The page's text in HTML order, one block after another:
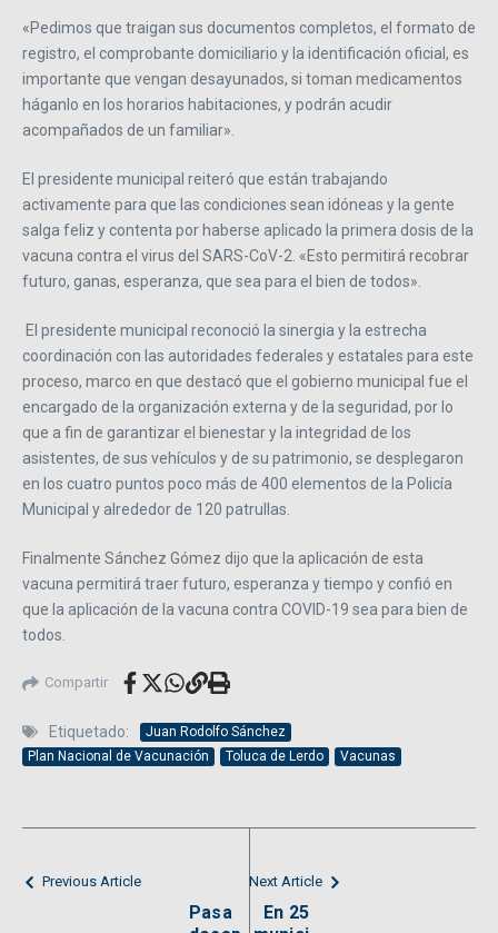
«Pedimos que traigan sus documentos completos, el formato de
registro, el comprobante domiciliario y la identificación oficial, es
importante que vengan desayunados, si toman medicamentos
háganlo en los horarios habitaciones, y podrán acudir
acompañados de un familiar».
El presidente municipal reiteró que están trabajando
activamente para que las condiciones sean idóneas y la gente
salga feliz y contenta por haberse aplicado la primera dosis de la
vacuna contra el virus del SARS-CoV-2. «Esto permitirá recobrar
futuro, ganas, esperanza, que sea para el bien de todos».
El presidente municipal reconoció la sinergia y la estrecha
coordinación con las autoridades federales y estatales para este
proceso, marco en que destacó que el gobierno municipal fue el
encargado de la organización externa y de la seguridad, por lo
que a fin de garantizar el bienestar y la integridad de los
asistentes, de sus vehículos y de su patrimonio, se desplegaron
en los cuatro puntos poco más de 400 elementos de la Policía
Municipal y alrededor de 120 patrullas.
Finalmente Sánchez Gómez dijo que la aplicación de esta
vacuna permitirá traer futuro, esperanza y tiempo y confió en
que la aplicación de la vacuna contra COVID-19 sea para bien de
todos.
Compartir
Etiquetado:
Juan Rodolfo Sánchez
Plan Nacional de Vacunación
Toluca de Lerdo Vacunas
Previous Article
Pasa
Next Article
En 25